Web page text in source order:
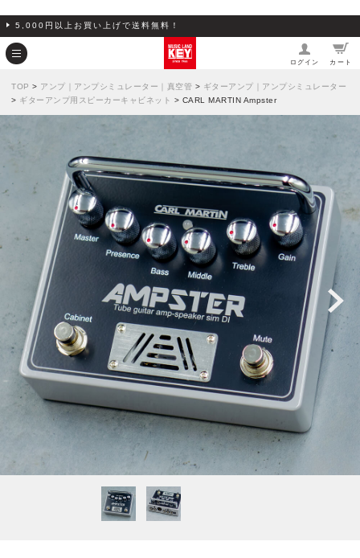
5,000円以上お買い上げで送料無料！
ログイン カート
TOP > アンプ｜アンプシミュレーター｜真空管 > ギターアンプ｜アンプシミュレーター
> ギターアンプ用スピーカーキャビネット > CARL MARTIN Ampster